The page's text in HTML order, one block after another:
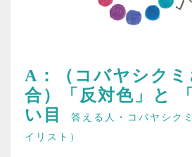
A：（コバヤシク
合）「反対色」と
い目
答える人・コバヤシク
イリスト）